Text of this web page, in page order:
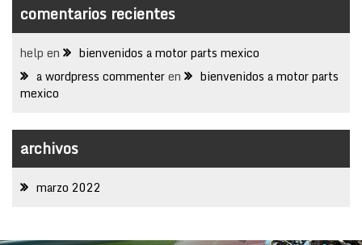
comentarios recientes
help en
bienvenidos a motor parts mexico
a wordpress commenteren
bienvenidos a motor parts
mexico
archivos
marzo 2022